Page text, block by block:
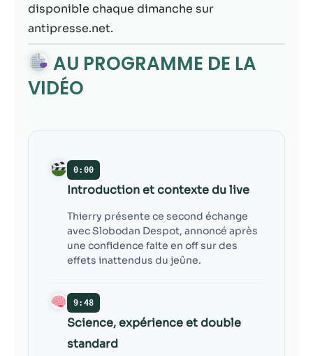
disponible chaque dimanche sur
antipresse.net.
AU PROGRAMME DE LA
VIDÉO
0:00
Introduction et contexte du live
Thierry présente ce second échange
avec Slobodan Despot, annoncé après
une confidence faite en off sur des
effets inattendus du jeûne.
9:48
Science, expérience et double
standard